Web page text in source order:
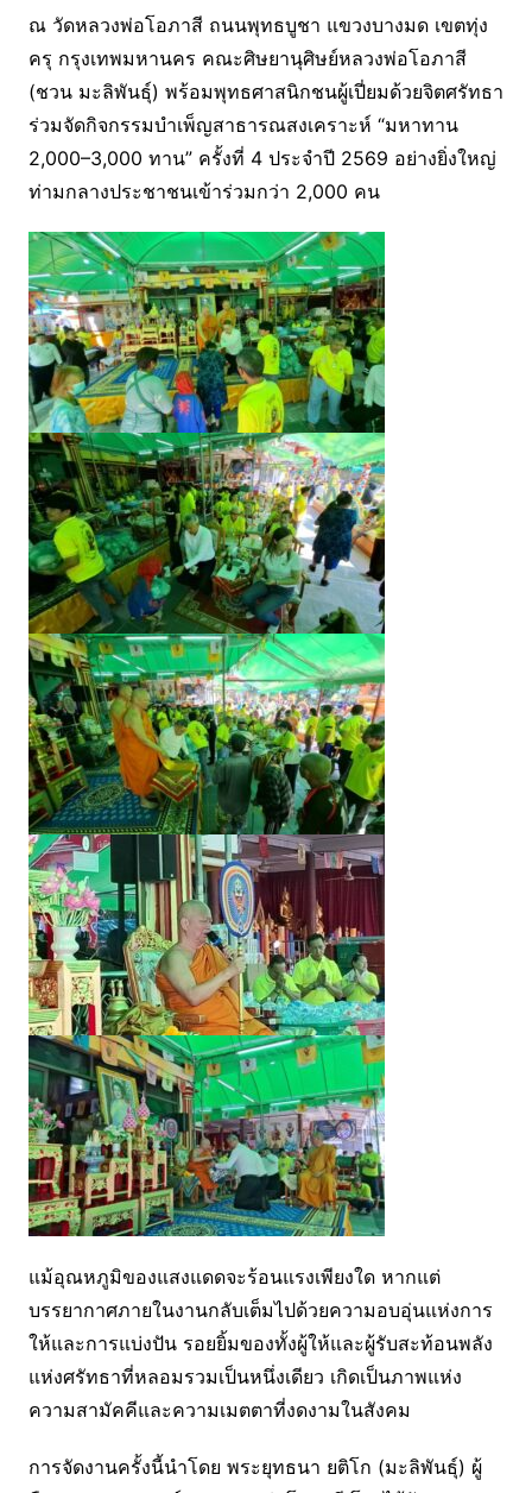
ณ วัดหลวงพ่อโอภาสี ถนนพุทธบูชา แขวงบางมด เขตทุ่ง
ครุ กรุงเทพมหานคร คณะศิษยานุศิษย์หลวงพ่อโอภาสี
(ชวน มะลิพันธุ์) พร้อมพุทธศาสนิกชนผู้เปี่ยมด้วยจิตศรัทธา
ร่วมจัดกิจกรรมบำเพ็ญสาธารณสงเคราะห์ “มหาทาน
2,000–3,000 ทาน” ครั้งที่ 4 ประจำปี 2569 อย่างยิ่งใหญ่
ท่ามกลางประชาชนเข้าร่วมกว่า 2,000 คน
แม้อุณหภูมิของแสงแดดจะร้อนแรงเพียงใด หากแต่
บรรยากาศภายในงานกลับเต็มไปด้วยความอบอุ่นแห่งการ
ให้และการแบ่งปัน รอยยิ้มของทั้งผู้ให้และผู้รับสะท้อนพลัง
แห่งศรัทธาที่หลอมรวมเป็นหนึ่งเดียว เกิดเป็นภาพแห่ง
ความสามัคคีและความเมตตาที่งดงามในสังคม
การจัดงานครั้งนี้นำโดย พระยุทธนา ยติโก (มะลิพันธุ์) ผู้